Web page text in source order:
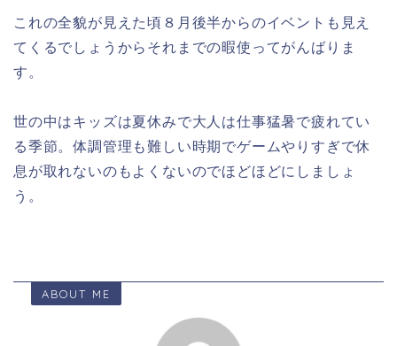
これの全貌が見えた頃８月後半からのイベントも見え
てくるでしょうからそれまでの暇使ってがんばりま
す。
世の中はキッズは夏休みで大人は仕事猛暑で疲れてい
る季節。体調管理も難しい時期でゲームやりすぎで休
息が取れないのもよくないのでほどほどにしましょ
う。
ABOUT ME